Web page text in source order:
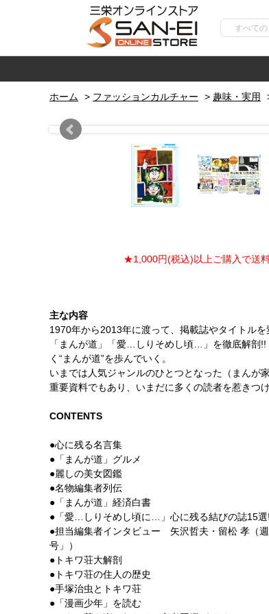
ホーム > ファッションカルチャー > 趣味・実用
★1,000円(税込)以上ご購入で
主な内容
1970年から2013年に渡って、掲載誌やタイトル
「まんが道」「愛…しりそめし頃…」を徹底解剖
く“まんが道”を歩んでいく。
いまでは人気ジャンルのひとつとなった（まんが
重要資料でもあり、いまだに多くの読者を惹きつ
CONTENTS
●心に残る名言集
●「まんが道」グルメ
●麗しの美女図鑑
●名物編集者列伝
●「まんが道」経済白書
●「愛…しりそめし頃に…」心に残る結びの誌15選!
●担当編集者インタビュー 矢沢哲夫・留松 孝（
号」）
●トキワ荘大解剖
●トキワ荘の住人の歴史
●手塚治虫とトキワ荘
●「漫画少年」を読む